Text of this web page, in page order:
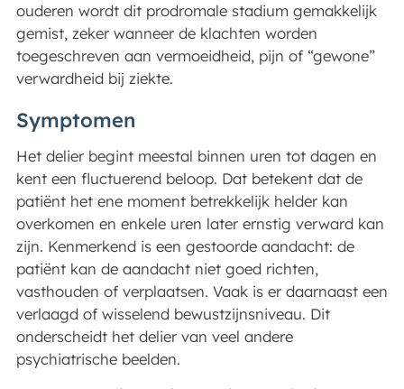
ouderen wordt dit prodromale stadium gemakkelijk
gemist, zeker wanneer de klachten worden
toegeschreven aan vermoeidheid, pijn of “gewone”
verwardheid bij ziekte.
Symptomen
Het delier begint meestal binnen uren tot dagen en
kent een fluctuerend beloop. Dat betekent dat de
patiënt het ene moment betrekkelijk helder kan
overkomen en enkele uren later ernstig verward kan
zijn. Kenmerkend is een gestoorde aandacht: de
patiënt kan de aandacht niet goed richten,
vasthouden of verplaatsen. Vaak is er daarnaast een
verlaagd of wisselend bewustzijnsniveau. Dit
onderscheidt het delier van veel andere
psychiatrische beelden.